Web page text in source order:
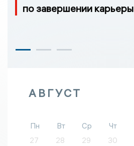
по завершении карьеры
АВГУСТ
Пн Вт Ср Чт
27
28 29 30